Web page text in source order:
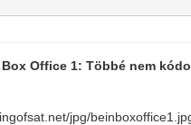
Office 1: Többé nem
jpg/